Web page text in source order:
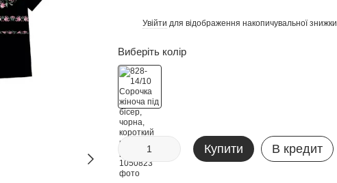
Увійти для відображення накопичувальної знижки
Виберіть колір
Купити В кредит